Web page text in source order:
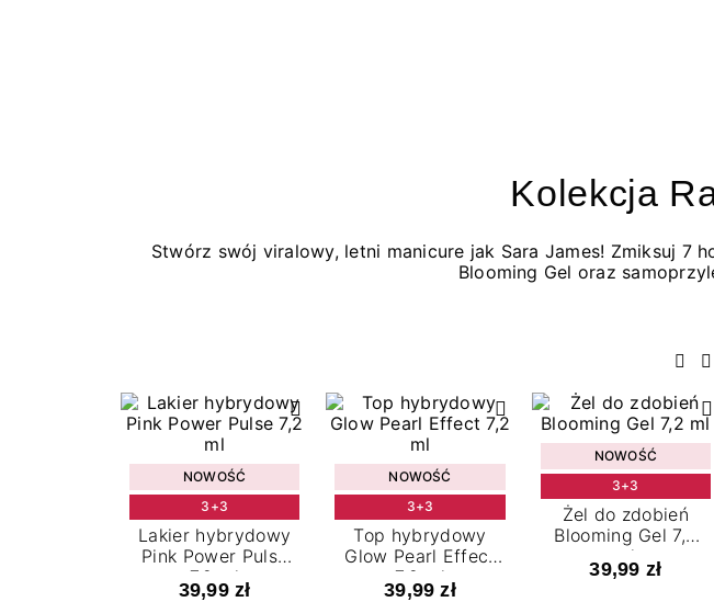
Kolekcja
Stwórz swój viralowy, letni manicure jak Sara James! Zmiksuj 7
Blooming Gel oraz
NOWOŚĆ
3+3
Lakier hybrydowy
Pink Power Pulse
7,2 ml
39,99 zł
NOWOŚĆ
3+3
Top hybrydowy
Glow Pearl Effect
7,2 ml
39,99 zł
NOWOŚĆ
3+3
Żel do zdobień
Blooming Gel 7,2
ml
39,99 zł